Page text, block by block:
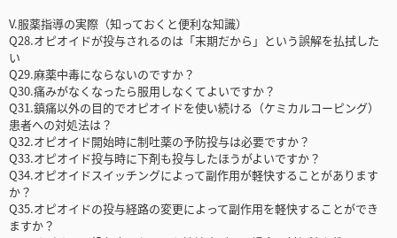
V.服薬指導の実際（知っておくと便利な知識）
Q28.オピオイドが投与されるのは「末期だから」という誤解を払拭した
い
Q29.麻薬中毒にならないのですか？
Q30.痛みがなくなったら服用しなくてよいですか？
Q31.鎮痛以外の目的でオピオイドを使い続ける（ケミカルコーピング）
患者への対処法は？
Q32.オピオイド開始時に制吐薬の予防投与は必要ですか？
Q33.オピオイド投与時に下剤も投与したほうがよいですか？
Q34.オピオイドスイッチングによって副作用が軽快することがあります
か？
Q35.オピオイドの投与経路の変更によって副作用を軽快することができ
ますか？